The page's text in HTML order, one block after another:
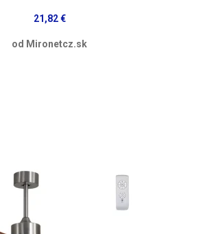
21,82 €
od Mironetcz.sk